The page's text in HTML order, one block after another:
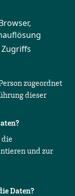
zugeordnet
dieser
die
und zur
Daten?